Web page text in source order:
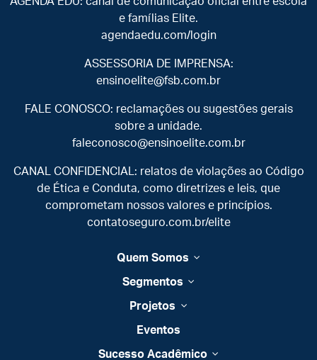
e famílias Elite.
agendaedu.com/login
ASSESSORIA DE IMPRENSA:
ensinoelite@fsb.com.br
FALE CONOSCO: reclamações ou sugestões gerais
sobre a unidade.
faleconosco@ensinoelite.com.br
CANAL CONFIDENCIAL: relatos de violações ao Código
de Ética e Conduta, como diretrizes e leis, que
comprometam nossos valores e princípios.
contatoseguro.com.br/elite
Quem Somos
Segmentos
Projetos
Eventos
Sucesso Acadêmico